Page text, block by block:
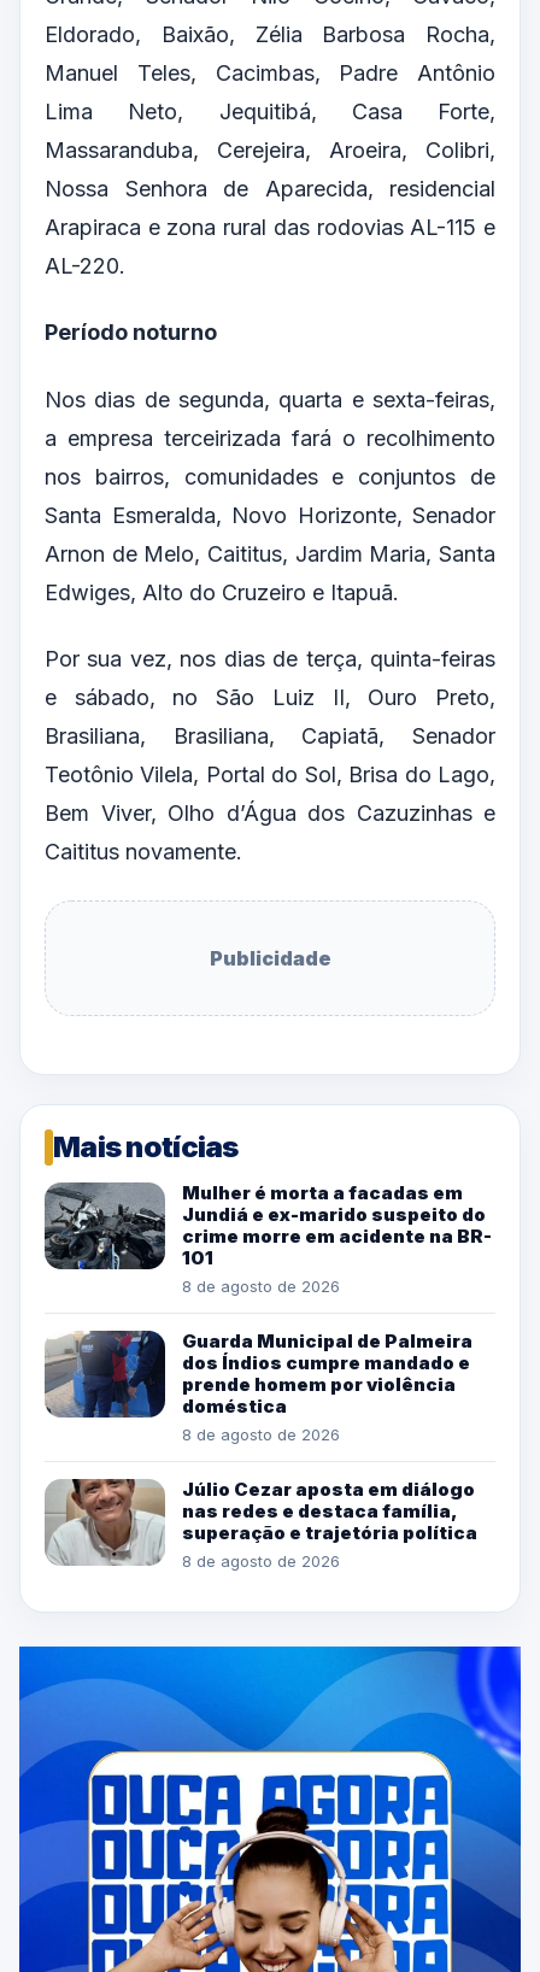
Eldorado, Baixão, Zélia Barbosa Rocha,
Manuel Teles, Cacimbas, Padre Antônio
Lima Neto, Jequitibá, Casa Forte,
Massaranduba, Cerejeira, Aroeira, Colibri,
Nossa Senhora de Aparecida, residencial
Arapiraca e zona rural das rodovias AL-115 e
AL-220.
Período noturno
Nos dias de segunda, quarta e sexta-feiras,
a empresa terceirizada fará o recolhimento
nos bairros, comunidades e conjuntos de
Santa Esmeralda, Novo Horizonte, Senador
Arnon de Melo, Caititus, Jardim Maria, Santa
Edwiges, Alto do Cruzeiro e Itapuã.
Por sua vez, nos dias de terça, quinta-feiras
e sábado, no São Luiz II, Ouro Preto,
Brasiliana, Brasiliana, Capiatã, Senador
Teotônio Vilela, Portal do Sol, Brisa do Lago,
Bem Viver, Olho d’Água dos Cazuzinhas e
Caititus novamente.
Publicidade
Mais notícias
Mulher é morta a facadas em
Jundiá e ex-marido suspeito do
crime morre em acidente na BR-
101
8 de agosto de 2026
Guarda Municipal de Palmeira
dos Índios cumpre mandado e
prende homem por violência
doméstica
8 de agosto de 2026
Júlio Cezar aposta em diálogo
nas redes e destaca família,
superação e trajetória política
8 de agosto de 2026